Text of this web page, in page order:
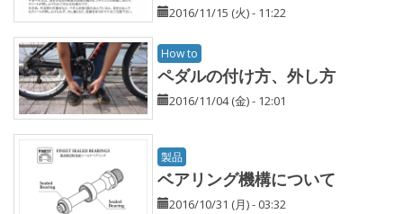
2016/11/15 (火) - 11:22
How to
ペダルの付け方、外し方
2016/11/04 (金) - 12:01
製品
ベアリング機構について
2016/10/31 (月) - 03:32